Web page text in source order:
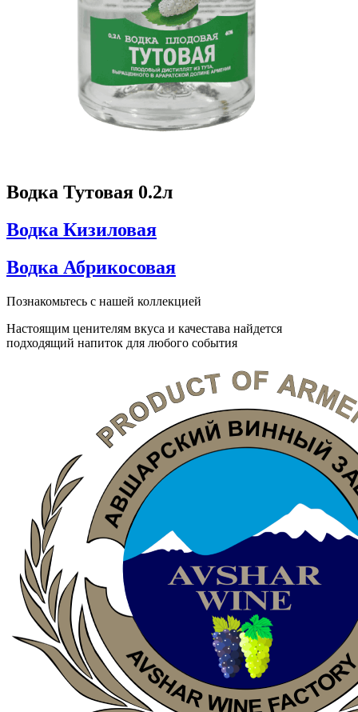
Водка Тутовая 0.2л
Водка Кизиловая
Водка Абрикосовая
Познакомьтесь с нашей коллекцией
Настоящим ценителям вкуса и качестава найдется
подходящий напиток для любого события